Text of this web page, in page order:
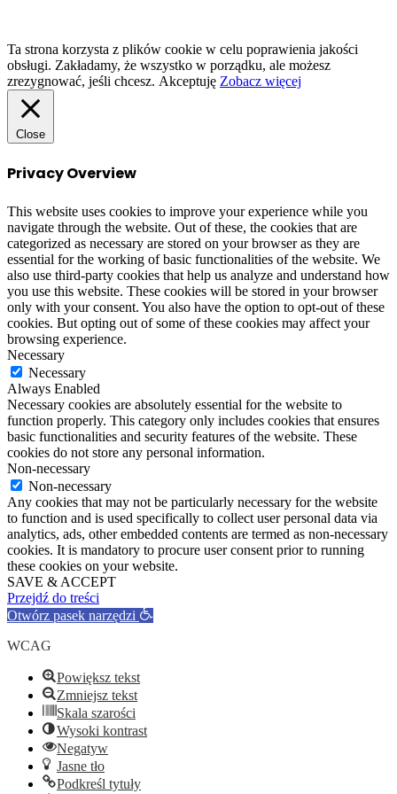
Ta strona korzysta z plików cookie w celu poprawienia jakości
obsługi. Zakładamy, że wszystko w porządku, ale możesz
zrezygnować, jeśli chcesz. Akceptuję Zobacz więcej
Close
Privacy Overview
This website uses cookies to improve your experience while you
navigate through the website. Out of these, the cookies that are
categorized as necessary are stored on your browser as they are
essential for the working of basic functionalities of the website. We
also use third-party cookies that help us analyze and understand how
you use this website. These cookies will be stored in your browser
only with your consent. You also have the option to opt-out of these
cookies. But opting out of some of these cookies may affect your
browsing experience.
Necessary
Necessary
Always Enabled
Necessary cookies are absolutely essential for the website to
function properly. This category only includes cookies that ensures
basic functionalities and security features of the website. These
cookies do not store any personal information.
Non-necessary
Non-necessary
Any cookies that may not be particularly necessary for the website
to function and is used specifically to collect user personal data via
analytics, ads, other embedded contents are termed as non-necessary
cookies. It is mandatory to procure user consent prior to running
these cookies on your website.
SAVE & ACCEPT
Przejdź do treści
Otwórz pasek narzędzi
WCAG
Powiększ tekst
Zmniejsz tekst
Skala szarości
Wysoki kontrast
Negatyw
Jasne tło
Podkreśl tytuły